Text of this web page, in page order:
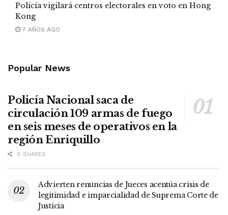
Policía vigilará centros electorales en voto en Hong
Kong
7 AÑOS AGO
Popular News
Policía Nacional saca de
circulación 109 armas de fuego
en seis meses de operativos en la
región Enriquillo
0 SHARES
Advierten renuncias de Jueces acentúa crisis de
legitimidad e imparcialidad de Suprema Corte de
Justicia